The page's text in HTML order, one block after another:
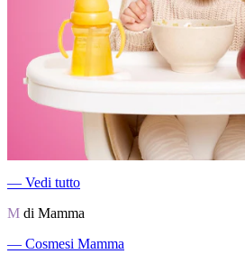
― Vedi tutto
M di Mamma
― Cosmesi Mamma